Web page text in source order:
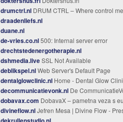
drumctrl.nl DRUM CTRL – Where control
draadenliefs.nl
duane.nl
de-vries.co.nl500: Internal server error
drechtstedenergotherapie.nl
dshmedia.liveSSL Not Available
deblikspel.nlWeb Server's Default Page
dentalglowclinic.nl Home - Dental Glow
decommunicatievonk.nl De CommunicatieVonk: tekstschrijver en communicatieadviseur voor
dobavax.com DobavaX – pametna veza s
divineflow.nlJefren Mesa | Divine Flow -